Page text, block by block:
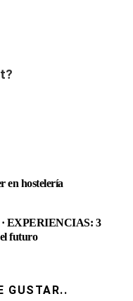
en hostelería
· EXPERIENCIAS: 3
futuro
GUSTAR..